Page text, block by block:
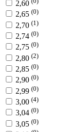
2,60
2,65 (0)
2,70 (1)
2,74 (0)
2,75 (0)
2,80 (2)
2,85 (0)
2,90 (0)
2,99 (0)
3,00 (4)
3,04 (0)
3,05 (0)